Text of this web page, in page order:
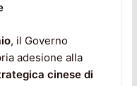
, il Governo
adesione alla
cinese di